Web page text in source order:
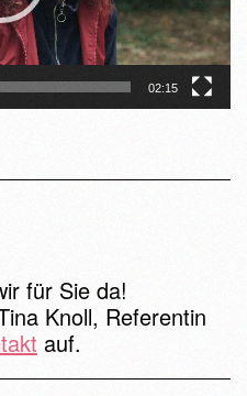
02:15
für Sie da!
Knoll, Referentin
auf.